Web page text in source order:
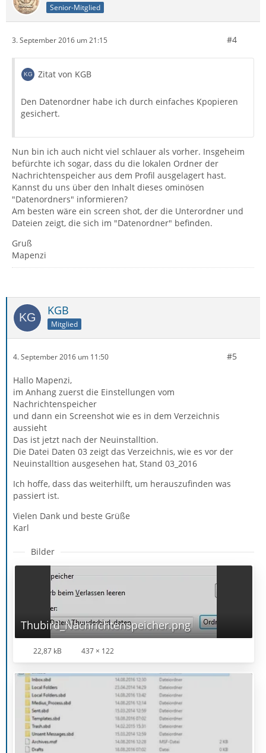
Senior-Mitglied
3. September 2016 um 21:15 #4
Zitat von KGB
Den Datenordner habe ich durch einfaches Kpopieren
gesichert.
Nun bin ich auch nicht viel schlauer als vorher. Insgeheim
befürchte ich sogar, dass du die lokalen Ordner der
Nachrichtenspeicher aus dem Profil ausgelagert hast.
Kannst du uns über den Inhalt dieses ominösen
"Datenordners" informieren?
Am besten wäre ein screen shot, der die Unterordner und
Dateien zeigt, die sich im "Datenordner" befinden.
Gruß
Mapenzi
KGB
Mitglied
4. September 2016 um 11:50 #5
Hallo Mapenzi,
im Anhang zuerst die Einstellungen vom
Nachrichtenspeicher
und dann ein Screenshot wie es in dem Verzeichnis
aussieht
Das ist jetzt nach der Neuinstalltion.
Die Datei Daten 03 zeigt das Verzeichnis, wie es vor der
Neuinstalltion ausgesehen hat, Stand 03_2016
Ich hoffe, dass das weiterhilft, um herauszufinden was
passiert ist.
Vielen Dank und beste Grüße
Karl
Bilder
Thubird_Nachrichtenspeicher.png
22,87 kB 437 × 122